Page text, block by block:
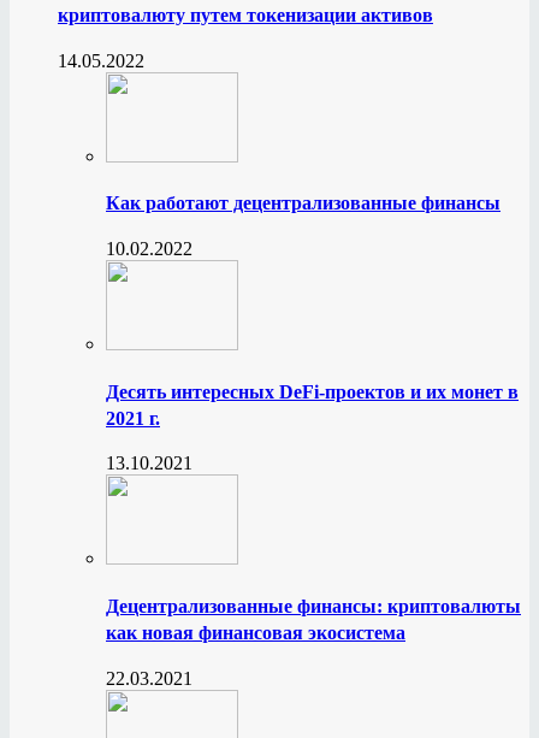
криптовалюту путем токенизации активов
14.05.2022
Как работают децентрализованные финансы
10.02.2022
Десять интересных DeFi-проектов и их монет в
2021 г.
13.10.2021
Децентрализованные финансы: криптовалюты
как новая финансовая экосистема
22.03.2021